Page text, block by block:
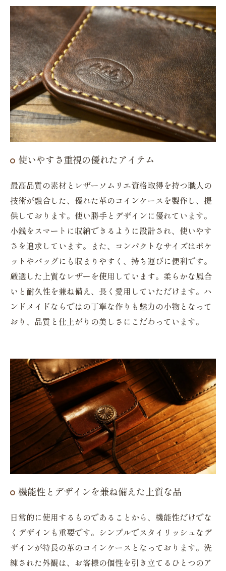
使いやすさ重視の優れたアイテム
最高品質の素材とレザーソムリエ資格取得を持つ職人の
技術が融合した、優れた革のコインケースを製作し、提
供しております。使い勝手とデザインに優れています。
小銭をスマートに収納できるように設計され、使いやす
さを追求しています。また、コンパクトなサイズはポケ
ットやバッグにも収まりやすく、持ち運びに便利です。
厳選した上質なレザーを使用しています。柔らかな風合
いと耐久性を兼ね備え、長く愛用していただけます。ハ
ンドメイドならではの丁寧な作りも魅力の小物となって
おり、品質と仕上がりの美しさにこだわっています。
機能性とデザインを兼ね備えた上質な品
日常的に使用するものであることから、機能性だけでな
くデザインも重要です。シンプルでスタイリッシュなデ
ザインが特長の革のコインケースとなっております。洗
練された外観は、お客様の個性を引き立てるひとつのア